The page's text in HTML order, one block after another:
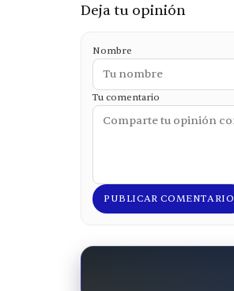
Deja tu opinión
Nombre
Tu comentario
PUBLICAR COMENTARIO